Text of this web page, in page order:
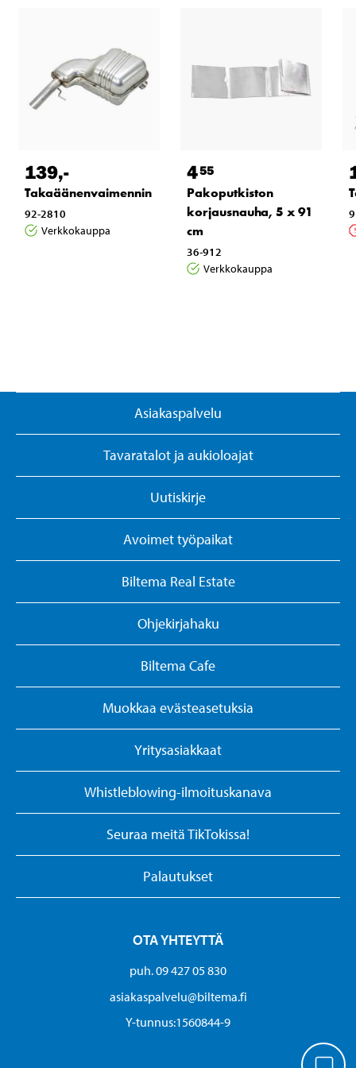
139,-
Takaäänenvaimennin
92-2810
Verkkokauppa
455
Pakoputkiston
korjausnauha, 5 x 91
cm
36-912
Verkkokauppa
Asiakaspalvelu
Tavaratalot ja aukioloajat
Uutiskirje
Avoimet työpaikat
Biltema Real Estate
Ohjekirjahaku
Biltema Cafe
Muokkaa evästeasetuksia
Yritysasiakkaat
Whistleblowing-ilmoituskanava
Seuraa meitä TikTokissa!
Palautukset
OTA YHTEYTTÄ
puh. 09 427 05 830
asiakaspalvelu@biltema.fi
Y-tunnus:1560844-9